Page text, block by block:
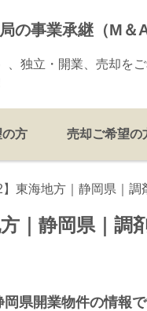
の事業承継（M
、独立・開業、売却を
の方 売却ご希望の
】東海地方｜静岡県｜調
｜静岡県｜調
県開業物件の情報で